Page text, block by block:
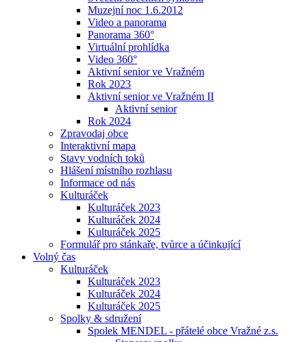
Muzejní noc 1.6.2012
Video a panorama
Panorama 360°
Virtuální prohlídka
Video 360°
Aktivní senior ve Vražném
Rok 2023
Aktivní senior ve Vražném II
Aktivní senior
Rok 2024
Zpravodaj obce
Interaktivní mapa
Stavy vodních toků
Hlášení místního rozhlasu
Informace od nás
Kulturáček
Kulturáček 2023
Kulturáček 2024
Kulturáček 2025
Formulář pro stánkaře, tvůrce a účinkující
Volný čas
Kulturáček
Kulturáček 2023
Kulturáček 2024
Kulturáček 2025
Spolky & sdružení
Spolek MENDEL - přátelé obce Vražné z.s.